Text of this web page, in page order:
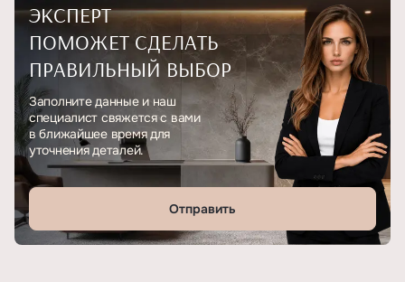
ЭКСПЕРТ
ПОМОЖЕТ СДЕЛАТЬ
ПРАВИЛЬНЫЙ ВЫБОР
Заполните данные и наш
специалист свяжется с вами
в ближайшее время для
уточнения деталей.
Отправить